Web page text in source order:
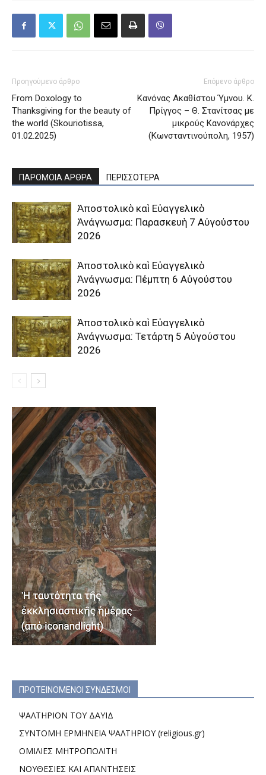
Προηγούμενο άρθρο
From Doxology to
Thanksgiving for the beauty of
the world (Skouriotissa,
01.02.2025)
Επόμενο άρθρο
Κανόνας Ακαθίστου Ύμνου. Κ.
Πρίγγος – Θ. Στανίτσας με
μικρούς Κανονάρχες
(Κωνσταντινούπολη, 1957)
ΠΑΡΟΜΟΙΑ ΑΡΘΡΑ ΠΕΡΙΣΣΟΤΕΡΑ
Ἀποστολικὸ καὶ Εὐαγγελικὸ
Ἀνάγνωσμα: Παρασκευὴ 7 Αὐγούστου
2026
Ἀποστολικὸ καὶ Εὐαγγελικὸ
Ἀνάγνωσμα: Πέμπτη 6 Αὐγούστου
2026
Ἀποστολικὸ καὶ Εὐαγγελικὸ
Ἀνάγνωσμα: Τετάρτη 5 Αὐγούστου
2026
ΠΡΟΤΕΙΝΟΜΕΝΟΙ ΣΥΝΔΕΣΜΟΙ
ΨΑΛΤΗΡΙΟΝ ΤΟΥ ΔΑΥΙΔ
ΣΥΝΤΟΜΗ ΕΡΜΗΝΕΙΑ ΨΑΛΤΗΡΙΟΥ (religious.gr)
ΟΜΙΛΙΕΣ ΜΗΤΡΟΠΟΛΙΤΗ
ΝΟΥΘΕΣΙΕΣ ΚΑΙ ΑΠΑΝΤΗΣΕΙΣ